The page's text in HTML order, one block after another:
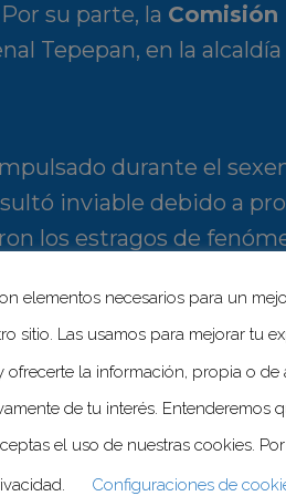
Por su parte, la
Tepepan, en la
durante el
inviable debido a
los estragos de
de la Salud
edificio de
en su totalidad al
del país.
elementos necesarios para un
sitio. Las usamos para mejorar tu
ofrecerte la información, propia o de
de tu interés. Entenderemos
el uso de nuestras cookies.
Configuraciones de